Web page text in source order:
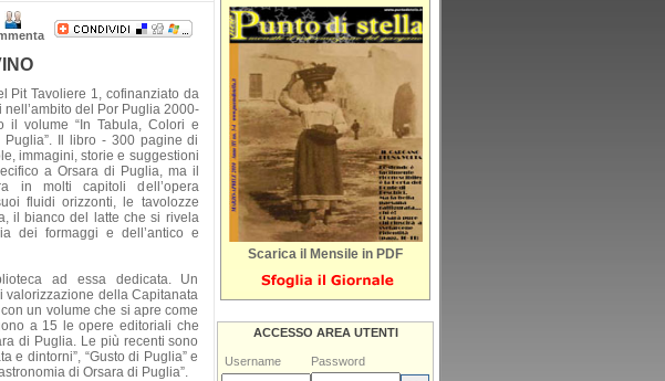
Pit Tavoliere 1, cofinanziato da
del Por Puglia 2000-
il volume “In Tabula, Colori e
Il libro - 300 pagine di
immagini, storie e suggestioni
a Orsara di Puglia, ma il
in molti capitoli dell’opera
fluidi orizzonti, le tavolozze
il bianco del latte che si rivela
dei formaggi e dell’antico e
ad essa dedicata. Un
valorizzazione della Capitanata
un volume che si apre come
a 15 le opere editoriali che
di Puglia. Le più recenti sono
e dintorni”, “Gusto di Puglia” e
di Orsara di Puglia”.
Scarica il Mensile in PDF
ACCESSO AREA UTENTI
Username Password